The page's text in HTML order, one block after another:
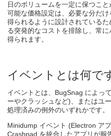
日のボリュームを一定に保つこ
可能な価格設定は、必要な分だ
得られるように設計されている
る突発的なコストを排除し、常
得られます。
イベントとは何で
イベントとは、BugSnag によっ
ーやクラッシュなど)、またはユ
処理済みの例外のいずれかです。
Minidump イベント (Electron ア
Crashpad を統合したアプリが報